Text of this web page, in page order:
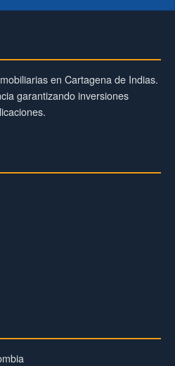
en Cartagena de Indias.
garantizando inversiones